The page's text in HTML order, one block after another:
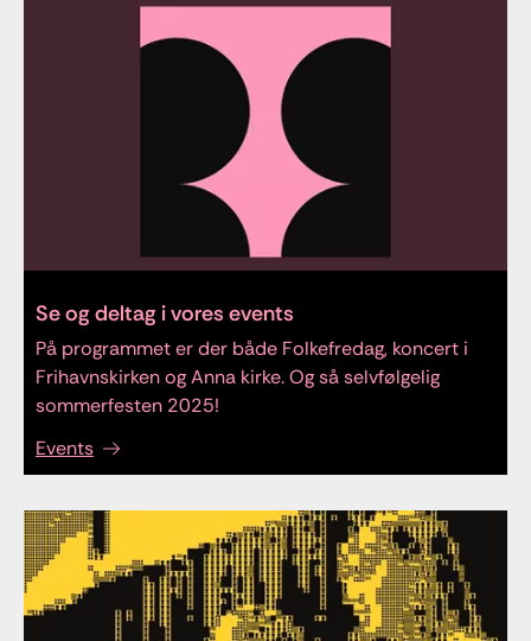
Se og deltag i vores events
På programmet er der både Folkefredag, koncert i
Frihavnskirken og Anna kirke. Og så selvfølgelig
sommerfesten 2025!
Events